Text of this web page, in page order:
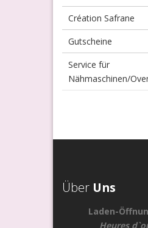
Création Safrane
Gutscheine
Service für
Nähmaschinen/
Über Uns
Laden-
Heures